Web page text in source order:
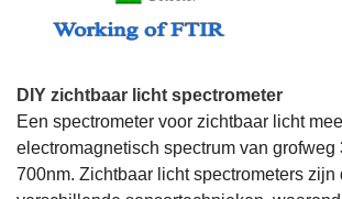
DIY zichtbaar licht spectrometer
Een spectrometer voor zichtbaar licht
electromagnetisch spectrum van grofweg
700nm. Zichtbaar licht spectrometers zijn